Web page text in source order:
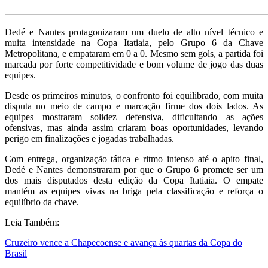
Dedé e Nantes protagonizaram um duelo de alto nível técnico e
muita intensidade na Copa Itatiaia, pelo Grupo 6 da Chave
Metropolitana, e empataram em 0 a 0. Mesmo sem gols, a partida foi
marcada por forte competitividade e bom volume de jogo das duas
equipes.
Desde os primeiros minutos, o confronto foi equilibrado, com muita
disputa no meio de campo e marcação firme dos dois lados. As
equipes mostraram solidez defensiva, dificultando as ações
ofensivas, mas ainda assim criaram boas oportunidades, levando
perigo em finalizações e jogadas trabalhadas.
Com entrega, organização tática e ritmo intenso até o apito final,
Dedé e Nantes demonstraram por que o Grupo 6 promete ser um
dos mais disputados desta edição da Copa Itatiaia. O empate
mantém as equipes vivas na briga pela classificação e reforça o
equilíbrio da chave.
Leia Também:
Cruzeiro vence a Chapecoense e avança às quartas da Copa do
Brasil